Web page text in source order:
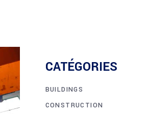
CATÉGORIES
BUILDINGS
CONSTRUCTION